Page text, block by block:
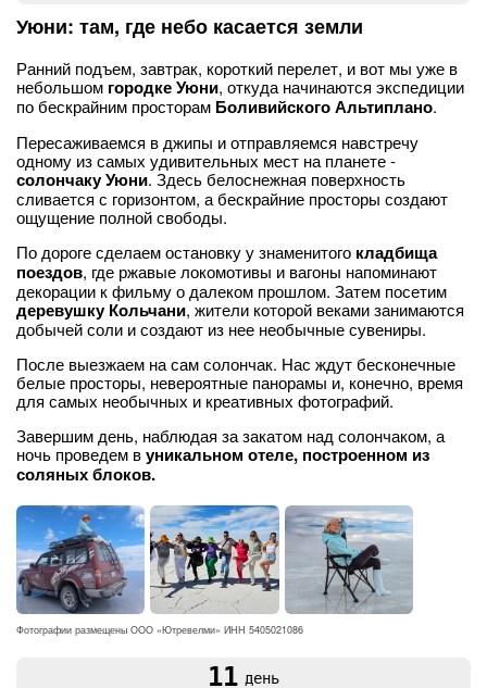
Уюни: там, где небо касается земли
Ранний подъем, завтрак, короткий перелет, и вот мы уже в
небольшом городке Уюни, откуда начинаются экспедиции
по бескрайним просторам Боливийского Альтиплано.
Пересаживаемся в джипы и отправляемся навстречу
одному из самых удивительных мест на планете -
солончаку Уюни. Здесь белоснежная поверхность
сливается с горизонтом, а бескрайние просторы создают
ощущение полной свободы.
По дороге сделаем остановку у знаменитого кладбища
поездов, где ржавые локомотивы и вагоны напоминают
декорации к фильму о далеком прошлом. Затем посетим
деревушку Кольчани, жители которой веками занимаются
добычей соли и создают из нее необычные сувениры.
После выезжаем на сам солончак. Нас ждут бесконечные
белые просторы, невероятные панорамы и, конечно, время
для самых необычных и креативных фотографий.
Завершим день, наблюдая за закатом над солончаком, а
ночь проведем вуникальном отеле, построенном из
соляных блоков.
Фотографии размещены ООО «Ютревелми» ИНН 5405021086
11 день